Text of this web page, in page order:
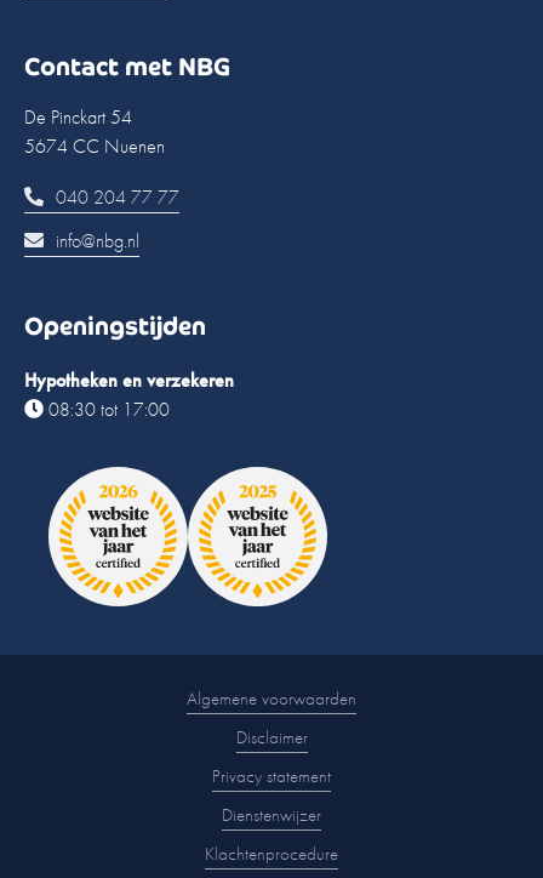
Contact met NBG
De Pinckart 54
5674 CC Nuenen
040 204 77 77
info@nbg.nl
Openingstijden
Hypotheken en verzekeren
08:30 tot 17:00
Algemene voorwaarden
Disclaimer
Privacy statement
Dienstenwijzer
Klachtenprocedure